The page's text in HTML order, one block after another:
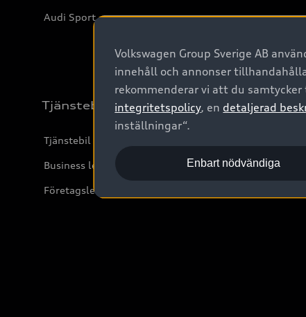
Audi Sport
Tjänstebil
Tjänstebil
Business lease online
Företagsleasing
Volkswagen Group Sverige AB
innehåll och annonser
rekommenderar vi att du
integritetspolicy, en detaljerad
inställningar“.
Enbart nödvändiga